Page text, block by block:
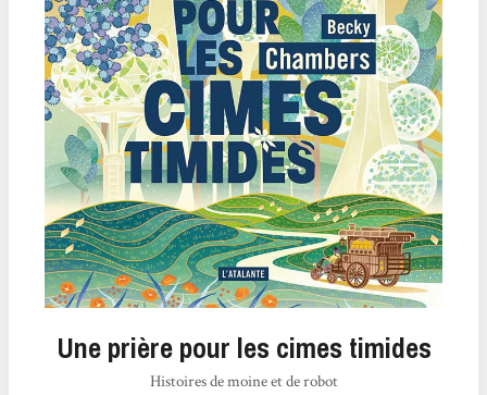
Une prière pour les cimes timides
Histoires de moine et de robot